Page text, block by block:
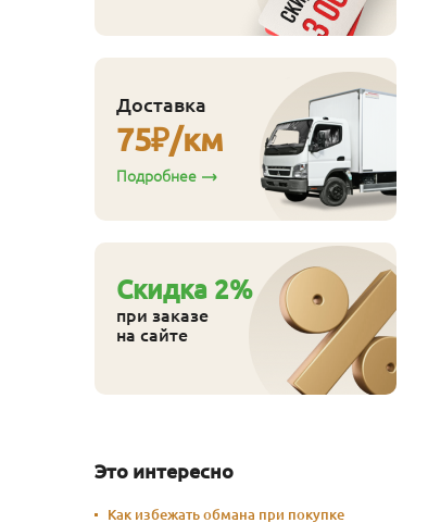
№ 4 100 шт/
Доставка
75₽/км
Подробнее
Cкидка 2%
при заказе
на сайте
Это интересно
Как избежать обмана при покупке